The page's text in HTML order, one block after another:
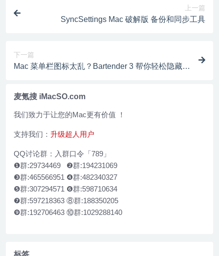
上一篇
SyncSettings Mac 破解版 备份和同步工具
下一篇
Mac 菜单栏图标太乱？Bartender 3 帮你轻松隐藏，
麦氪搜 iMacSO.com
我们致力于让您的Mac更有价值 ！
支持我们： 升级超人用户
QQ讨论群：入群口令「789」
❶群:29734469 ❷群:194231069
❸群:465566951 ❹群:482340327
❺群:307294571 ❻群:598710634
❼群:597218363 ⑧群:188350205
❾群:192706463 ⑩群:1029288140